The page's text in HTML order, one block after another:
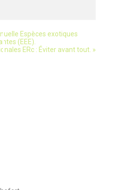
Espèces exotiques
(EEE).
ERc : Éviter avant tout. »